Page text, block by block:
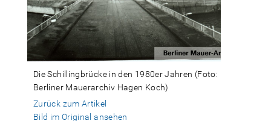
Die Schillingbrücke in den 1980er Jahren (Foto:
Berliner Mauerarchiv Hagen Koch)
Zurück zum Artikel
Bild im Original ansehen